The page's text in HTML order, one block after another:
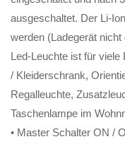
ausgeschaltet. Der Li-
werden (Ladegerät
Led-Leuchte ist für viele
/ Kleiderschrank,
Regalleuchte,
Taschenlampe im
• Master Schalter ON /